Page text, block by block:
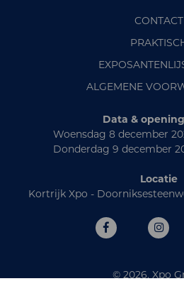
CONTACT
ALGEMENE
Data &
Woensdag 8 december
Donderdag 9 december
Locatie
Kortrijk Xpo -
© 2026, Xpo